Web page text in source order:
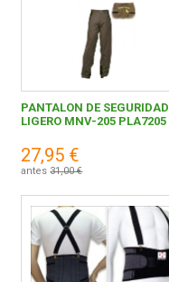
PANTALON DE SEGURIDAD
LIGERO MNV-205 PLA7205
27,95 €
antes31,00 €